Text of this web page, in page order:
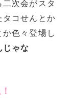
次会がスタ
タコせんとか
か色々登場し
じゃな